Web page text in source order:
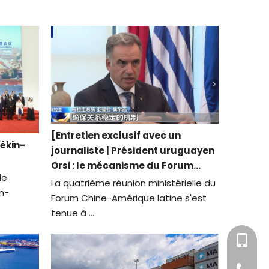
[Entretien exclusif avec un
journaliste | Président uruguayen
Orsi : le mécanisme du Forum
Chine-Amérique latine est très
efficace et a un avenir radieux.]
La quatrième réunion ministérielle du
Forum Chine-Amérique latine s'est
tenue à ...
+86-